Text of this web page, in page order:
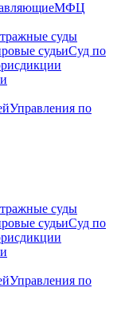
МФЦ
суды
судьиСуд по
Управления по
суды
судьиСуд по
Управления по